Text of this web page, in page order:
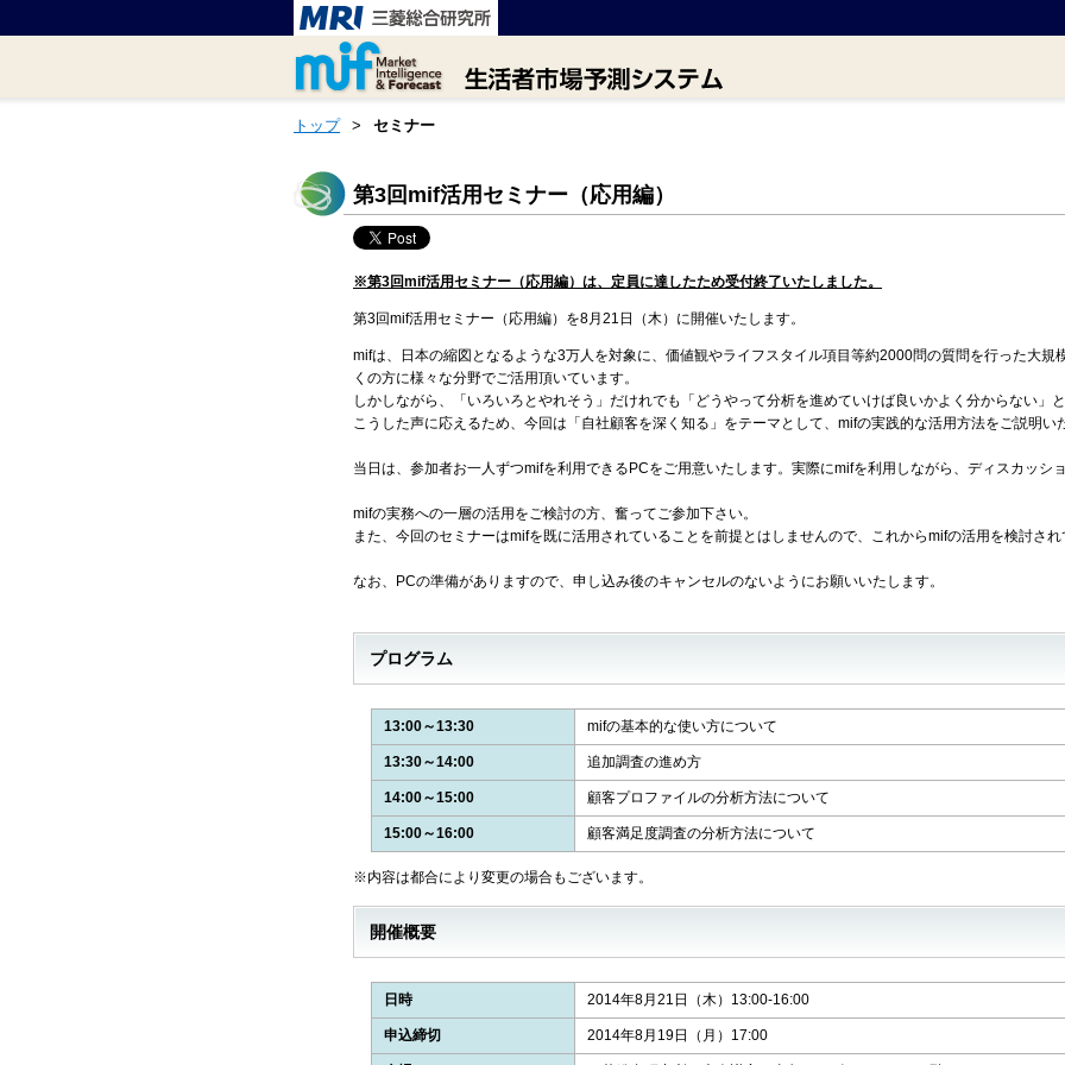
トップ > セミナー
第3回mif活用セミナー（応用編）
※第3回mif活用セミナー（応用編）は、定員に達したため受付終了いたしました。
第3回mif活用セミナー（応用編）を8月21日（木）に開催いたします。
mifは、日本の縮図となるような3万人を対象に、価値観やライフスタイル項目等約2000問の質問を行った大規
くの方に様々な分野でご活用頂いています。
しかしながら、「いろいろとやれそう」だけれでも「どうやって分析を進めていけば良いかよく分からない」と
こうした声に応えるため、今回は「自社顧客を深く知る」をテーマとして、mifの実践的な活用方法をご説明い
当日は、参加者お一人ずつmifを利用できるPCをご用意いたします。実際にmifを利用しながら、ディスカッシ
mifの実務への一層の活用をご検討の方、奮ってご参加下さい。
また、今回のセミナーはmifを既に活用されていることを前提とはしませんので、これからmifの活用を検討され
なお、PCの準備がありますので、申し込み後のキャンセルのないようにお願いいたします。
プログラム
13:00～13:30 mifの基本的な使い方について
13:30～14:00 追加調査の進め方
14:00～15:00 顧客プロファイルの分析方法について
15:00～16:00 顧客満足度調査の分析方法について
※内容は都合により変更の場合もございます。
開催概要
日時 2014年8月21日（木）13:00-16:00
申込締切 2014年8月19日（月）17:00